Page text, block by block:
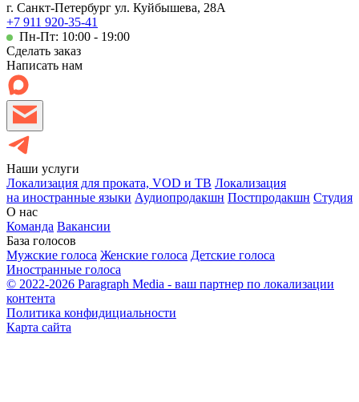
г. Санкт-Петербург ул. Куйбышева, 28А
+7 911 920-35-41
Пн-Пт: 10:00 - 19:00
Сделать заказ
Написать нам
Наши услуги
Локализация для проката, VOD и ТВ Локализация
на иностранные языки Аудиопродакшн Постпродакшн Студия
О нас
Команда Вакансии
База голосов
Мужские голоса Женские голоса Детские голоса
Иностранные голоса
© 2022-2026 Paragraph Media - ваш партнер по локализации
контента
Политика конфидициальности
Карта сайта